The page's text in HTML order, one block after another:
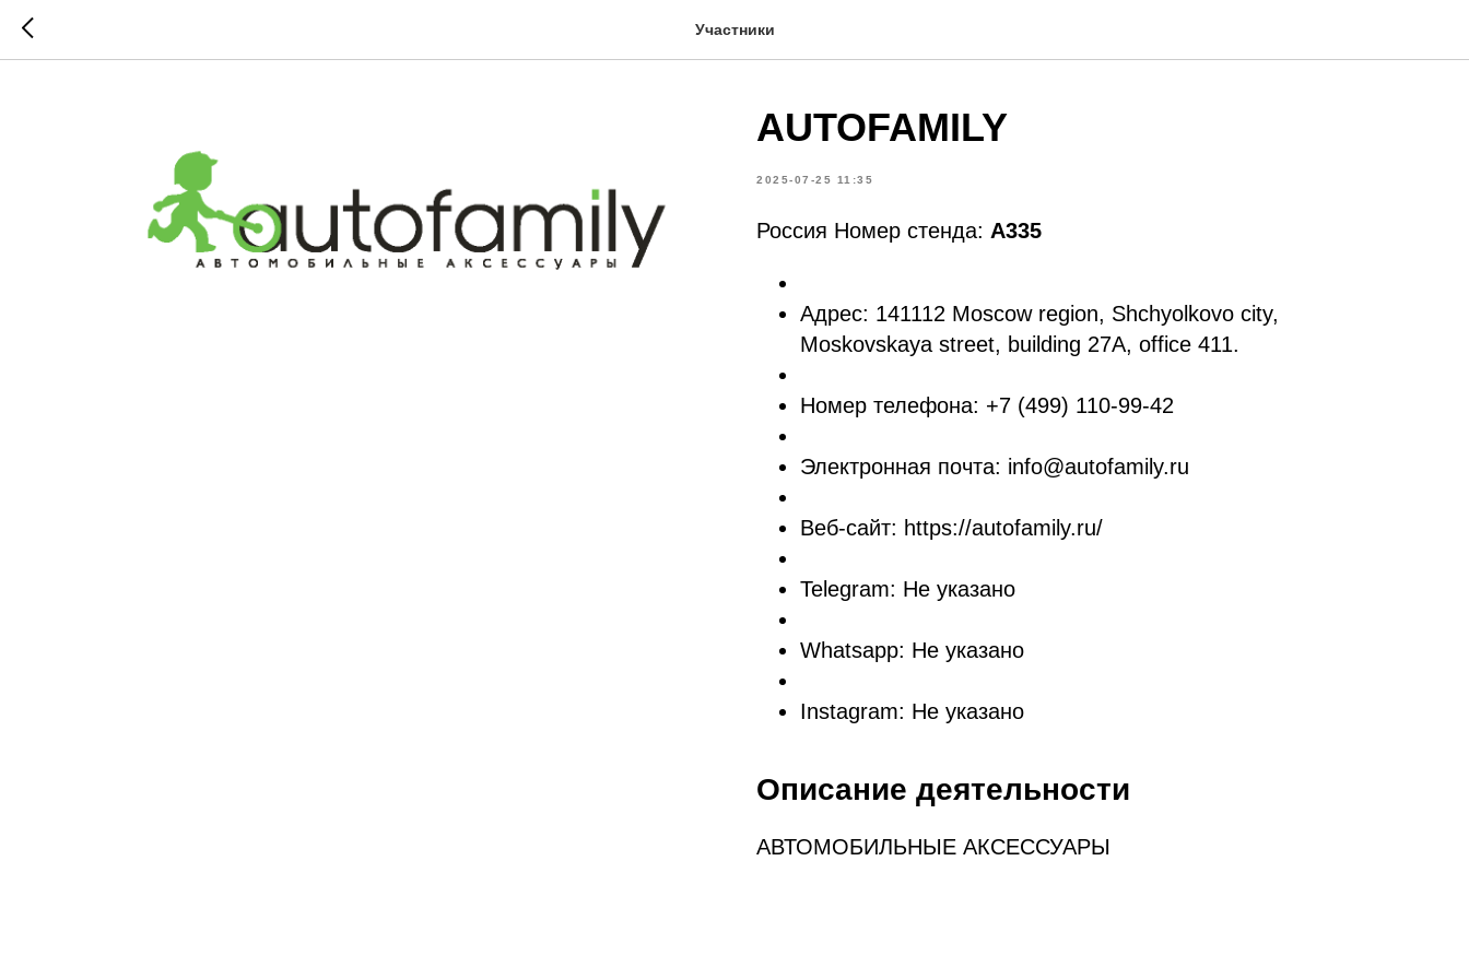
Участники
AUTOFAMILY
2025-07-25 11:35
Россия Номер стенда: А335
Адрес: 141112 Moscow region, Shchyolkovo city,
Moskovskaya street, building 27A, office 411.
Номер телефона: +7 (499) 110-99-42
Электронная почта: info@autofamily.ru
Веб-сайт: https://autofamily.ru/
Telegram: Не указано
Whatsapp: Не указано
Instagram: Не указано
Описание деятельности
АВТОМОБИЛЬНЫЕ АКСЕССУАРЫ